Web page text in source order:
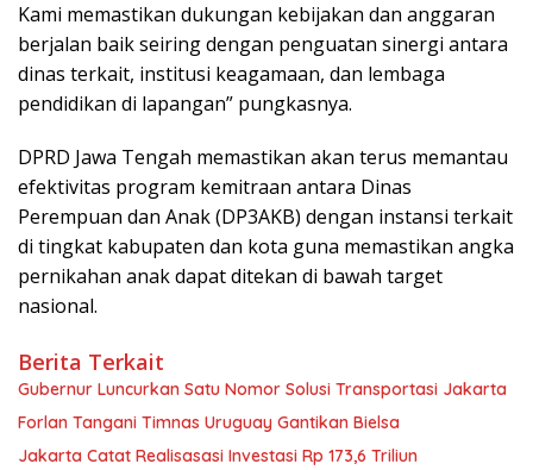
Kami memastikan dukungan kebijakan dan anggaran
berjalan baik seiring dengan penguatan sinergi antara
dinas terkait, institusi keagamaan, dan lembaga
pendidikan di lapangan” pungkasnya.
DPRD Jawa Tengah memastikan akan terus memantau
efektivitas program kemitraan antara Dinas
Perempuan dan Anak (DP3AKB) dengan instansi terkait
di tingkat kabupaten dan kota guna memastikan angka
pernikahan anak dapat ditekan di bawah target
nasional.
Berita Terkait
Gubernur Luncurkan Satu Nomor Solusi Transportasi Jakarta
Forlan Tangani Timnas Uruguay Gantikan Bielsa
Jakarta Catat Realisasasi Investasi Rp 173,6 Triliun